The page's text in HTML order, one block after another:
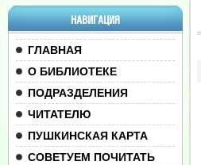
НАВИГАЦИЯ
ГЛАВНАЯ
О БИБЛИОТЕКЕ
ПОДРАЗДЕЛЕНИЯ
ЧИТАТЕЛЮ
ПУШКИНСКАЯ КАРТА
СОВЕТУЕМ ПОЧИТАТЬ